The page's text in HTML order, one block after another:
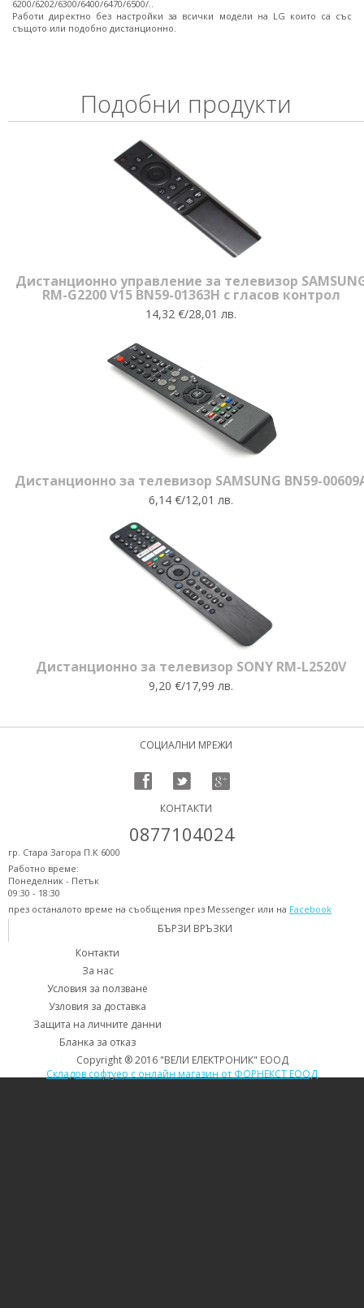
6200/6202/6300/6400/6470/6500/..
Работи директно без настройки за всички модели на LG които са със
същото или подобно дистанционно.
Подобни продукти
Дистанционно управление за телевизор
RM-G2200 V15 BN59-01363H с гласов контрол
14,32 €/28,01 лв.
Дистанционно за телевизор SAMSUNG BN59-
6,14 €/12,01 лв.
Дистанционно за телевизор SONY RM-L2520V
9,20 €/17,99 лв.
СОЦИАЛНИ МРЕЖИ
КОНТАКТИ
0877104024
гр. Стара Загора П.К 6000
Работно време:
Понеделник - Петък
09:30 - 18:30
през останалото време на съобщения през Messenger или на Facebook
БЪРЗИ ВРЪЗКИ
Контакти
За нас
Условия за ползване
Узловия за доставка
Защита на личните данни
Бланка за отказ
Copyright ® 2016 "ВЕЛИ ЕЛЕКТРОНИК" ЕООД
Складов софтуер с онлайн магазин от ФОРНЕКСТ ЕООД